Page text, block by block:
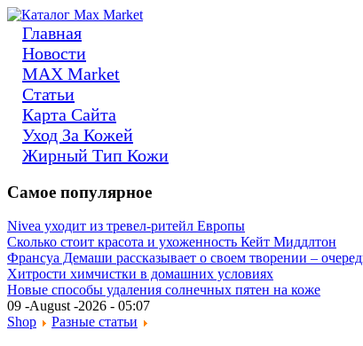
Главная
Новости
MAX Market
Статьи
Карта Сайта
Уход За Кожей
Жирный Тип Кожи
Самое популярное
Nivea уходит из тревел-ритейл Европы
Сколько стоит красота и ухоженность Кейт Миддлтон
Франсуа Демаши рассказывает о своем творении –
Хитрости химчистки в домашних условиях
Новые способы удаления солнечных пятен на коже
09 -August -2026 - 05:07
Shop
Разные статьи